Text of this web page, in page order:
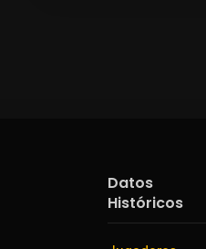
Datos
Históricos